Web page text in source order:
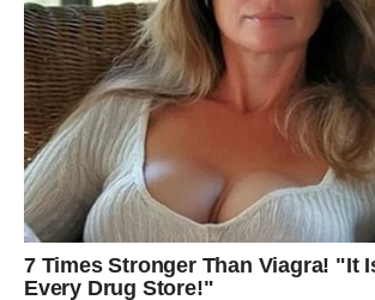
Vrijeme velikog obilja i luksuza
Pred vama su veoma uspješni mjeseci.